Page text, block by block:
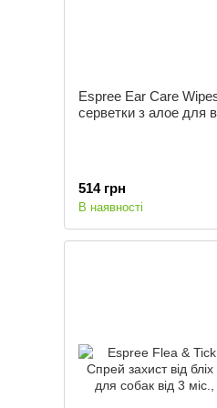
Espree Ear Care
серветки з алое для
514 грн
В наявності